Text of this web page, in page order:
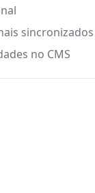
sincronizados
no CMS